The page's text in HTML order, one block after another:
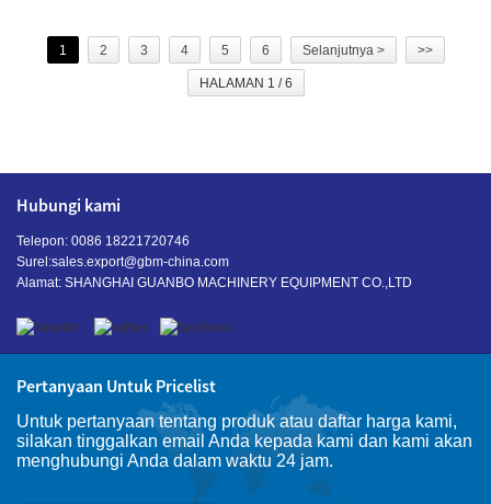
1 2 3 4 5 6 Selanjutnya > >>
HALAMAN 1 / 6
Hubungi kami
Telepon: 0086 18221720746
Surel:sales.export@gbm-china.com
Alamat: SHANGHAI GUANBO MACHINERY EQUIPMENT CO.,LTD
Pertanyaan Untuk Pricelist
Untuk pertanyaan tentang produk atau daftar harga kami,
silakan tinggalkan email Anda kepada kami dan kami akan
menghubungi Anda dalam waktu 24 jam.